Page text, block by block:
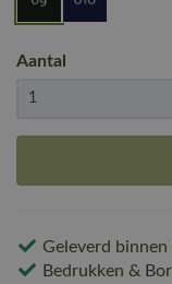
Aantal
Geleverd
Bedrukken &